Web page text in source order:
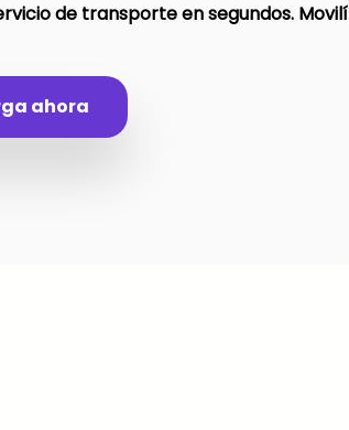
de transporte en segundos.
ahora